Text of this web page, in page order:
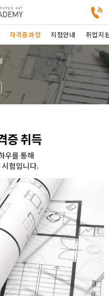
자격증과정 지점안내 취업지
증 취득
우를 통해
험입니다.